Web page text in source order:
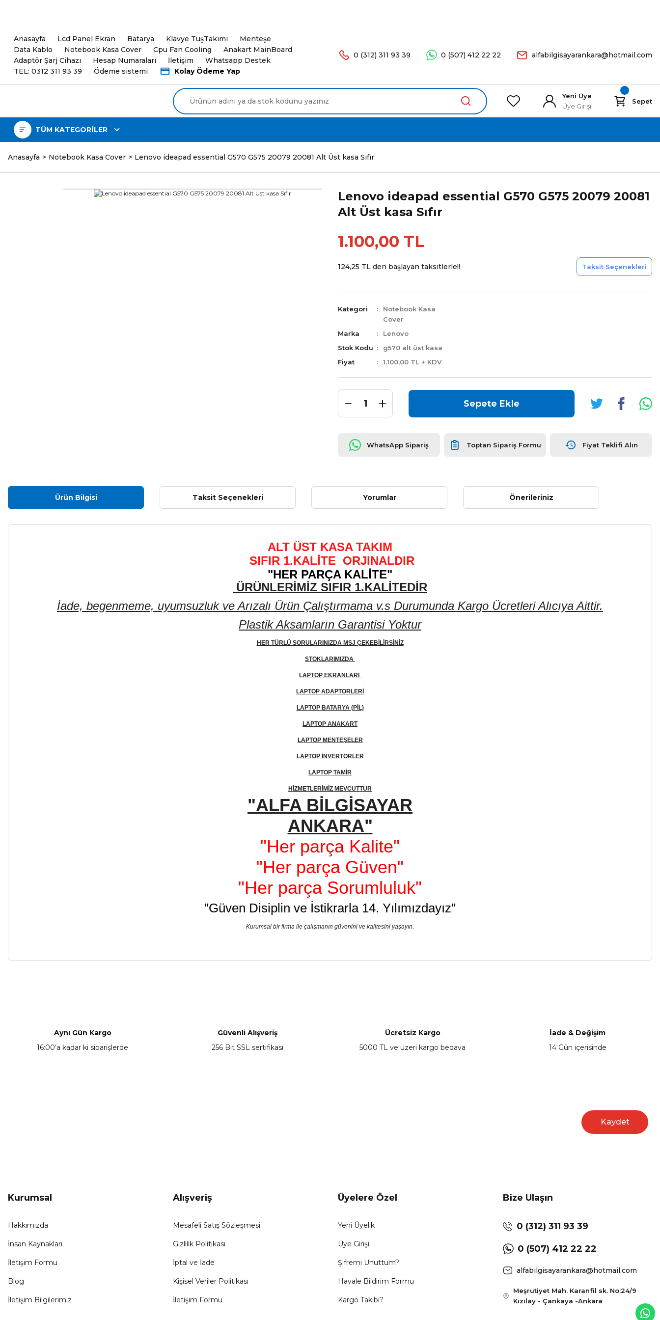
Anasayfa Lcd Panel Ekran Batarya Klavye TuşTakımı
Menteşe
Data Kablo
Notebook Kasa Cover Cpu Fan Cooling
Anakart MainBoard
Adaptör Şarj Cihazı
Hesap Numaraları İletişim
Whatsapp Destek
TEL: 0312 311 93 39
Ödeme sistemi Kolay Ödeme Yap
0 (312) 311 93 39 0 (507) 412 22 22 alfabilgisayarankara@hotmail.com
Yeni Üye
Üye Girişi
Sepet
TÜM KATEGORİLER
Anasayfa Notebook Kasa Cover Lenovo ideapad essential G570 G575 20079 20081 Alt Üst kasa Sıfır
Lenovo ideapad essential G570 G575 20079 20081
Alt Üst kasa Sıfır
1.100,00 TL
124,25 TL den başlayan taksitlerle!! Taksit Seçenekleri
Kategori
Notebook Kasa
Cover
Marka
Lenovo
Stok Kodu
g570 alt üst kasa
Fiyat
1.100,00 TL + KDV
Sepete Ekle
WhatsApp Sipariş Toptan Sipariş Formu Fiyat Teklifi Alın
Ürün Bilgisi Taksit Seçenekleri Yorumlar Önerileriniz
ALT ÜST KASA TAKIM
SIFIR 1.KALİTE ORJINALDIR
"HER PARÇA KALİTE"
ÜRÜNLERİMİZ SIFIR 1.KALİTEDİR
İade, begenmeme, uyumsuzluk ve Arızalı Ürün Çalıştırmama v.s Durumunda Kargo Ücretleri Alıcıya Aittir.
Plastik Aksamların Garantisi Yoktur
HER TÜRLÜ SORULARINIZDA MSJ ÇEKEBİLİRSİNİZ
STOKLARIMIZDA
LAPTOP EKRANLARI
LAPTOP ADAPTORLERİ
LAPTOP BATARYA (PİL)
LAPTOP ANAKART
LAPTOP MENTEŞELER
LAPTOP İNVERTORLER
LAPTOP TAMİR
HİZMETLERİMİZ MEVCUTTUR
"ALFA BİLGİSAYAR
ANKARA"
"Her parça Kalite"
"Her parça Güven"
"Her parça Sorumluluk"
"Güven Disiplin ve İstikrarla 14. Yılımızdayız"
Kurumsal bir firma ile çalışmanın güvenini ve kalitesini yaşayın.
Ürün açıklamasında eksik bilgiler bulunuyor.
Ürün bilgilerinde hatalar bulunuyor.
Aynı Gün Kargo
16:00’a kadar ki siparişlerde
Güvenli Alışveriş
256 Bit SSL sertifikası
Ücretsiz Kargo
5000 TL ve üzeri kargo bedava
İade & Değişim
14 Gün içerisinde
Kaydet
Kurumsal
Hakkımızda
İnsan Kaynakları
İletişim Formu
Blog
İletişim Bilgilerimiz
Alışveriş
Mesafeli Satış Sözleşmesi
Gizlilik Politikası
İptal ve İade
Kişisel Veriler Politikası
İletişim Formu
Üyelere Özel
Yeni Üyelik
Üye Girişi
Şifremi Unuttum?
Havale Bildirim Formu
Kargo Takibi?
Bize Ulaşın
0 (312) 311 93 39
0 (507) 412 22 22
alfabilgisayarankara@hotmail.com
Meşrutiyet Mah. Karanfil sk. No:24/9
Kızılay - Çankaya -Ankara